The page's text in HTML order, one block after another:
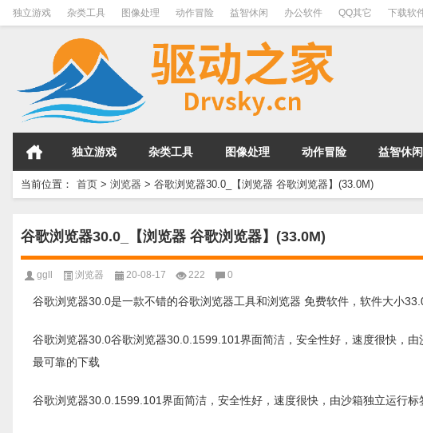
独立游戏 杂类工具 图像处理 动作冒险 益智休闲 办公软件 QQ其它 下载软
独立游戏 杂类工具 图像处理 动作冒险 益智休闲
当前位置： 首页 > 浏览器 > 谷歌浏览器30.0_【浏览器 谷歌浏览器】(33.0M)
谷歌浏览器30.0_【浏览器 谷歌浏览器】(33.0M)
ggll 浏览器 20-08-17 222 0
谷歌浏览器30.0是一款不错的谷歌浏览器工具和浏览器 免费软件，软件大小
谷歌浏览器30.0谷歌浏览器30.0.1599.101界面简洁，安全性好，速度很快，
最可靠的下载
谷歌浏览器30.0.1599.101界面简洁，安全性好，速度很快，由沙箱独立运行标